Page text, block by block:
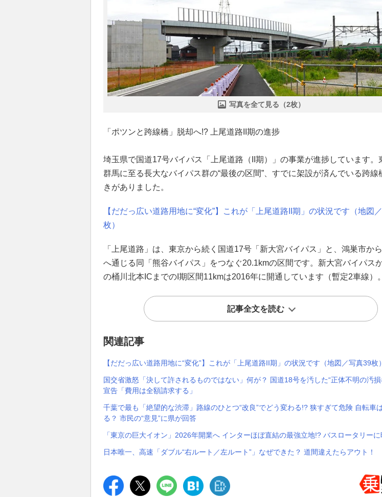
写真を全て見る（2枚）
「ポツンと跨線橋」脱却へ!? 上尾道路II期の進捗
埼玉県で国道17号バイパス「上尾道路（II期）」の事業が進捗しています。
群馬に至る長大なバイパス群の“最後の区間”、すでに架設が済んでいる跨線
きがありました。
【だだっ広い道路用地に“変化”】これが「上尾道路II期」の状況です（地図
枚）
「上尾道路」は、東京から続く国道17号「新大宮バイパス」と、鴻巣市か
へ通じる同「熊谷バイパス」をつなぐ20.1kmの区間です。新大宮バイパス
の桶川北本ICまでのI期区間11kmは2016年に開通しています（暫定2車線）。
記事全文を読む
関連記事
【だだっ広い道路用地に“変化”】これが「上尾道路II期」の状況です（地図／写真39枚）
国交省激怒「決して許されるものではない」何が？ 国道18号を汚した“正体不明の汚損
宣告「費用は全額請求する」
千葉で最も「絶望的な渋滞」路線のひとつ“改良”でどう変わる!? 狭すぎて危険 自転車
る？ 市民の“意見”に県が回答
「東京の巨大イオン」2026年開業へ インターほぼ直結の最強立地!? バスロータリーに
日本唯一、高速「ダブル“右ルート／左ルート”」なぜできた？ 道間違えたらアウト！